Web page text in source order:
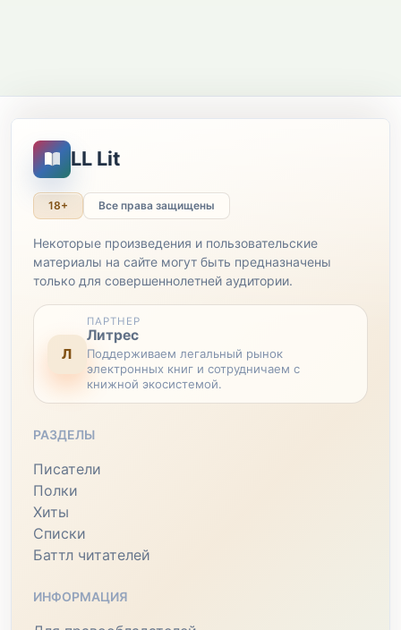
LL Lit
18+ Все права защищены
Некоторые произведения и пользовательские
материалы на сайте могут быть предназначены
только для совершеннолетней аудитории.
Л
ПАРТНЕР
Литрес
Поддерживаем легальный рынок
электронных книг и сотрудничаем с
книжной экосистемой.
РАЗДЕЛЫ
Писатели
Полки
Хиты
Списки
Баттл читателей
ИНФОРМАЦИЯ